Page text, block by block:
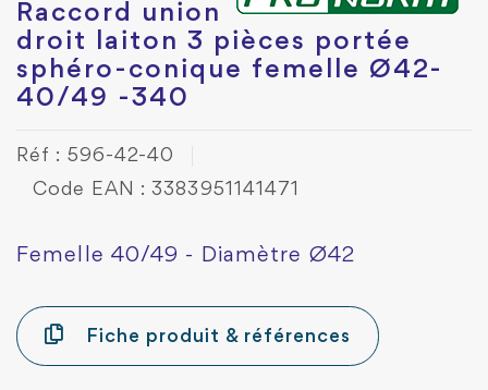
Raccord union
droit laiton 3 pièces portée
sphéro-conique femelle Ø42-
40/49 -340
Réf : 596-42-40
Code EAN : 3383951141471
Femelle 40/49 - Diamètre Ø42
Fiche produit & références